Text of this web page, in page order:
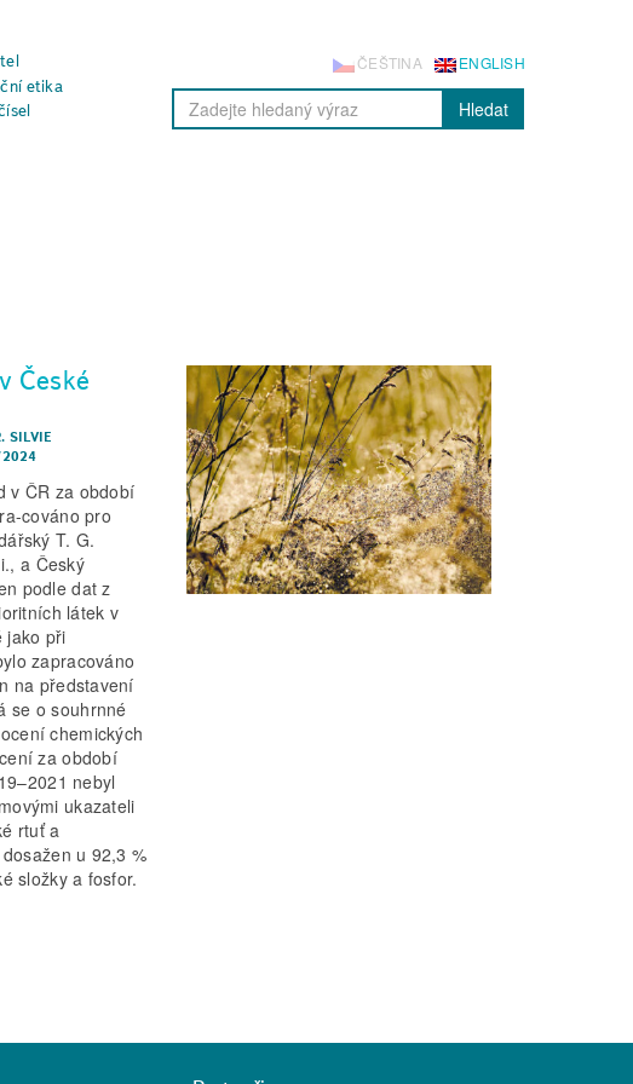
etika
ENGLISH
ČEŠTINA
Hledat
České
SILVIE
v ČR za období
cováno pro
T. G.
a Český
podle dat z
látek v
jako při
zapracováno
na představení
se o souhrnné
chemických
za období
nebyl
ukazateli
rtuť a
u 92,3 %
složky a fosfor.